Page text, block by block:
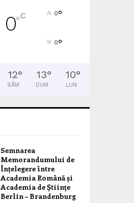
0°C 0°
0°
12°
SÂM
13°
DUM
10°
LUN
Semnarea
Memorandumului de
Înțelegere între
Academia Română și
Academia de Științe
Berlin – Brandenburg